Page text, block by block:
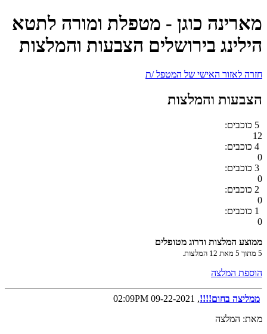
מארינה כוגן - מטפלת ומורה לתטא
הילינג בירושלים הצבעות והמלצות
חזרה לאזור האישי של המטפל /ת
הצבעות והמלצות
5 כוכבים:
12
4 כוכבים:
0
3 כוכבים:
0
2 כוכבים:
0
1 כוכבים:
0
ממוצע המלצות ודרוג מטופלים
5 מתוך 5 מאת 12 המלצות.
הוספת המלצה
ממליצה בחום!!!!, 09-22-2021 02:09PM
מאת: המלצה